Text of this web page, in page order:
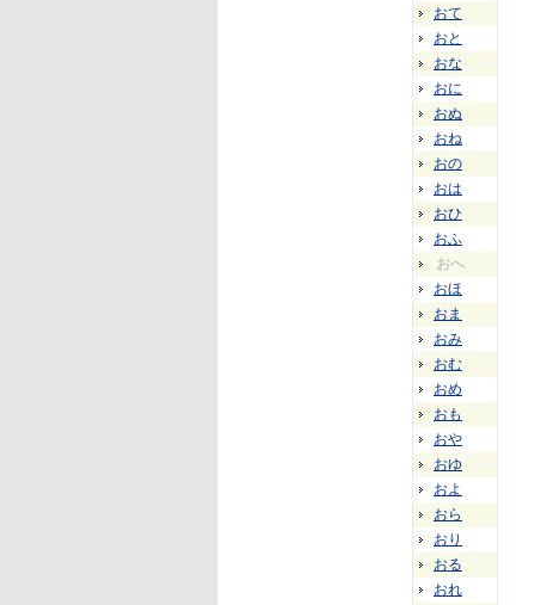
おて
おと
おな
おに
おぬ
おね
おの
おは
おひ
おふ
おへ
おほ
おま
おみ
おむ
おめ
おも
おや
おゆ
およ
おら
おり
おる
おれ